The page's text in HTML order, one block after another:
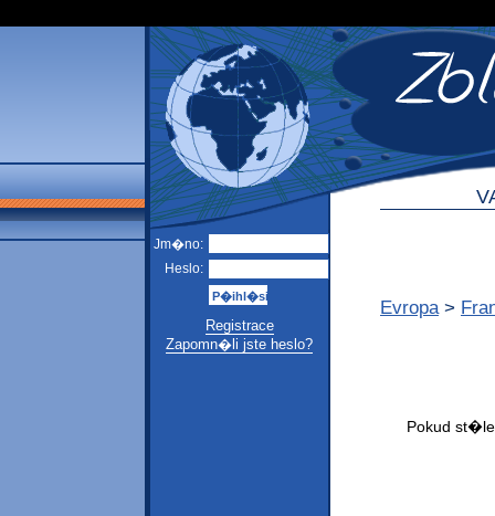
Jm�no:
Heslo:
Registrace
Zapomn�li jste heslo?
Evropa >